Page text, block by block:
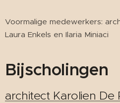
Voormalige medewerkers:
Laura Enkels en Ilaria Miniaci
Bijscholingen
architect Karolien De